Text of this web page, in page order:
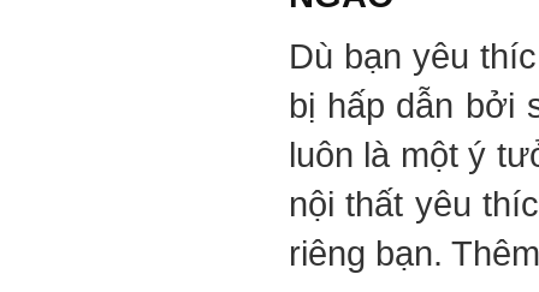
Dù bạn yêu
bị hấp dẫn bởi
luôn là một ý
nội thất yêu
riêng bạn.